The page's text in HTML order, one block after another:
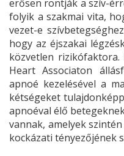
erősen rontják a szív-
folyik a szakmai vita,
vezet-e
hogy az éjszakai
közvetlen rizikófaktora.
Heart Associaton
apnoé kezelésével a
kétségeket
apnoéval élő
vannak, amelyek
kockázati tényezőjének